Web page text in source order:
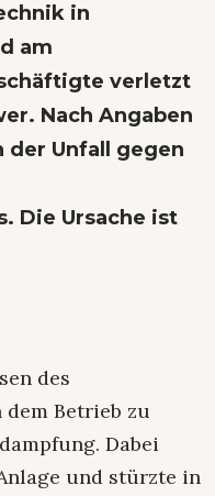
in
am
verletzt
Nach Angaben
der Unfall gegen
Die Ursache ist
des
Betrieb zu
Dabei
und stürzte in